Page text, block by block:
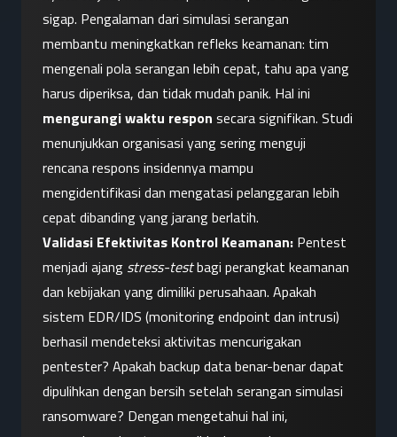
sigap. Pengalaman dari simulasi serangan
membantu meningkatkan refleks keamanan: tim
mengenali pola serangan lebih cepat, tahu apa yang
mengurangi waktu respon secara signifikan. Studi
menunjukkan organisasi yang sering menguji
rencana respons insidennya mampu
mengidentifikasi dan mengatasi pelanggaran lebih
cepat dibanding yang jarang berlatih.
Validasi Efektivitas Kontrol Keamanan: Pentest
menjadi ajang stress-test bagi perangkat keamanan
dan kebijakan yang dimiliki perusahaan. Apakah
sistem EDR/IDS (monitoring endpoint dan intrusi)
berhasil mendeteksi aktivitas mencurigakan
pentester? Apakah backup data benar-benar dapat
dipulihkan dengan bersih setelah serangan simulasi
ransomware? Dengan mengetahui hal ini,